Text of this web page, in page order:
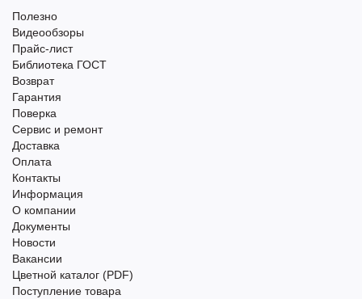
Полезно
Видеообзоры
Прайс-лист
Библиотека ГОСТ
Возврат
Гарантия
Поверка
Сервис и ремонт
Доставка
Оплата
Контакты
Информация
О компании
Документы
Новости
Вакансии
Цветной каталог (PDF)
Поступление товара